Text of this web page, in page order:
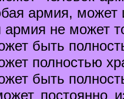
армия, может
не может
быть
полностью
быть
постоянно